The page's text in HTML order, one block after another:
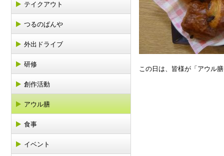
テイクアウト
つるのぱんや
外出ドライブ
研修
創作活動
アウル膳
食事
イベント
この日は、皆様が「アウル